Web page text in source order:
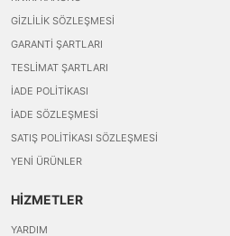
GIZLILIK SÖZLEŞMESI
GARANTI ŞARTLARI
TESLIMAT ŞARTLARI
İADE POLITIKASI
İADE SÖZLEŞMESI
SATIŞ POLITIKASI SÖZLEŞMESI
YENI ÜRÜNLER
HİZMETLER
YARDIM